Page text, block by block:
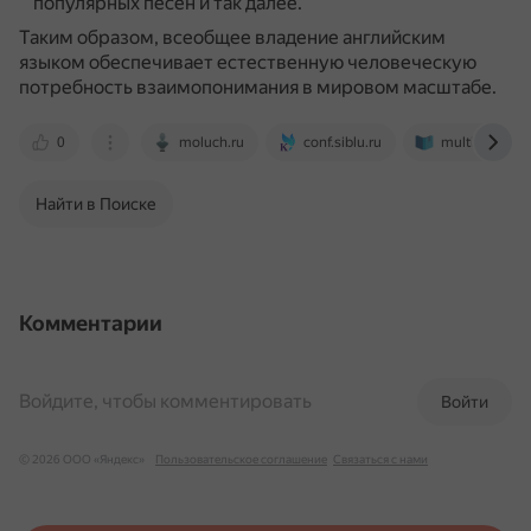
Таким образом, всеобщее владение английским
языком обеспечивает естественную человеческую
потребность взаимопонимания в мировом масштабе.
0 moluch.ru conf.siblu.ru multiurok.ru
Найти в Поиске
Комментарии
Войти
Войдите, чтобы комментировать
© 2026 ООО «Яндекс» Пользовательское соглашение Связаться с нами